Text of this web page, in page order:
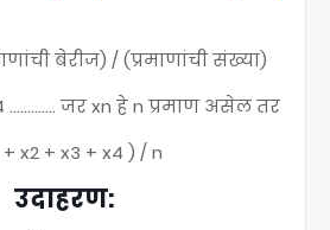
बेरीज) / (प्रमाणांची संख्या)
…………. जर xn हे n प्रमाण असेल तर
x2 + x3 + x4 ) / n
उदाहरण: